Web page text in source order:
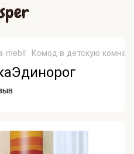
mebli Комод в детскую